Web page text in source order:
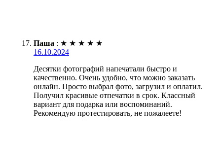
Паша : ★ ★ ★ ★ ★
16.10.2024
Десятки фотографий напечатали быстро и
качественно. Очень удобно, что можно заказать
онлайн. Просто выбрал фото, загрузил и оплатил.
Получил красивые отпечатки в срок. Классный
вариант для подарка или воспоминаний.
Рекомендую протестировать, не пожалеете!